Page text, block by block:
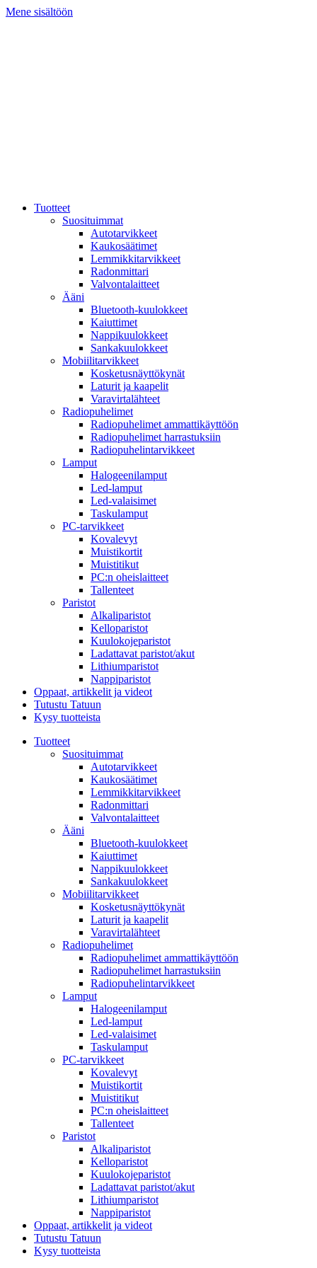
Mene sisältöön
Tuotteet
Suosituimmat
Autotarvikkeet
Kaukosäätimet
Lemmikkitarvikkeet
Radonmittari
Valvontalaitteet
Ääni
Bluetooth-kuulokkeet
Kaiuttimet
Nappikuulokkeet
Sankakuulokkeet
Mobiilitarvikkeet
Kosketusnäyttökynät
Laturit ja kaapelit
Varavirtalähteet
Radiopuhelimet
Radiopuhelimet ammattikäyttöön
Radiopuhelimet harrastuksiin
Radiopuhelintarvikkeet
Lamput
Halogeenilamput
Led-lamput
Led-valaisimet
Taskulamput
PC-tarvikkeet
Kovalevyt
Muistikortit
Muistitikut
PC:n oheislaitteet
Tallenteet
Paristot
Alkaliparistot
Kelloparistot
Kuulokojeparistot
Ladattavat paristot/akut
Lithiumparistot
Nappiparistot
Oppaat, artikkelit ja videot
Tutustu Tatuun
Kysy tuotteista
Tuotteet
Suosituimmat
Autotarvikkeet
Kaukosäätimet
Lemmikkitarvikkeet
Radonmittari
Valvontalaitteet
Ääni
Bluetooth-kuulokkeet
Kaiuttimet
Nappikuulokkeet
Sankakuulokkeet
Mobiilitarvikkeet
Kosketusnäyttökynät
Laturit ja kaapelit
Varavirtalähteet
Radiopuhelimet
Radiopuhelimet ammattikäyttöön
Radiopuhelimet harrastuksiin
Radiopuhelintarvikkeet
Lamput
Halogeenilamput
Led-lamput
Led-valaisimet
Taskulamput
PC-tarvikkeet
Kovalevyt
Muistikortit
Muistitikut
PC:n oheislaitteet
Tallenteet
Paristot
Alkaliparistot
Kelloparistot
Kuulokojeparistot
Ladattavat paristot/akut
Lithiumparistot
Nappiparistot
Oppaat, artikkelit ja videot
Tutustu Tatuun
Kysy tuotteista